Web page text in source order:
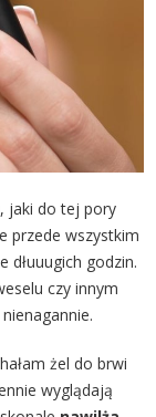
, jaki do tej pory
przede wszystkim
dłuuugich godzin.
czy innym
żel do brwi
wyglądają